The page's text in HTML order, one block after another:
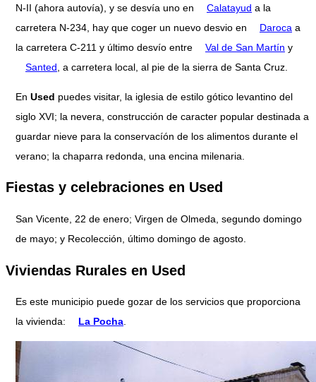
N-II (ahora autovía), y se desvía uno en
Calatayud a la
carretera N-234, hay que coger un nuevo desvio en
Daroca a
la carretera C-211 y último desvío entre
Val de San Martín y
Santed , a carretera local, al pie de la sierra de Santa Cruz.
En Used puedes visitar, la iglesia de estilo gótico levantino del
siglo XVI; la nevera, construcción de caracter popular destinada a
guardar nieve para la conservacíón de los alimentos durante el
verano; la chaparra redonda, una encina milenaria.
Fiestas y celebraciones en Used
San Vicente, 22 de enero; Virgen de Olmeda, segundo domingo
de mayo; y Recolección, último domingo de agosto.
Viviendas Rurales en Used
Es este municipio puede gozar de los servicios que proporciona
la vivienda:
La Pocha